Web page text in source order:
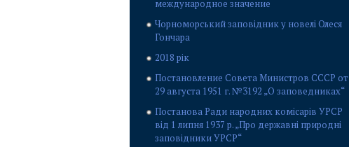
международное значение
Чорноморський заповідник у новелі Олеся
Гончара
2018 рік
Постановление Совета Министров СССР от
29 августа 1951 г. №3192 „О заповедниках“
Постанова Ради народних комісарів УРСР
від 1 липня 1937 р. „Про державні природні
заповідники УРСР“